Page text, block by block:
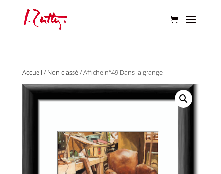
Accueil / Non classé/ Affiche n°49 Dans la grange